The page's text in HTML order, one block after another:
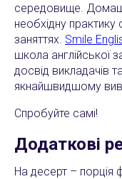
середовище.
необхідну
заняттях. Smile
школа англійської
досвід викладачів
якнайшвидшому
Спробуйте самі!
Додаткові
На десерт – порція